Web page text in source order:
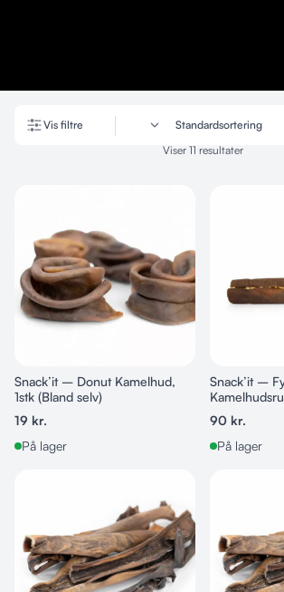
Vis filtre
Viser 11 resultater
Snack’it – Donut Kamelhud,
1stk (Bland selv)
19 kr.
På lager
Snack’it –
90 kr.
På lager